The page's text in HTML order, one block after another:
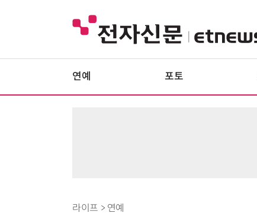
연예 포토
라이프 > 연예